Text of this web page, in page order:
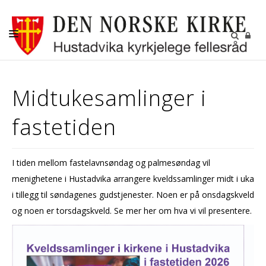
BARN OG UNGDOM
KONFIRMANT
GRAVPLASSENE
OM OSS
LEDIGE STILLINGER
KIRKENE VÅRE
Midtukesamlinger i
fastetiden
I tiden mellom fastelavnsøndag og palmesøndag vil
menighetene i Hustadvika arrangere kveldssamlinger midt i uka
i tillegg til søndagenes gudstjenester. Noen er på onsdagskveld
og noen er torsdagskveld. Se mer her om hva vi vil presentere.